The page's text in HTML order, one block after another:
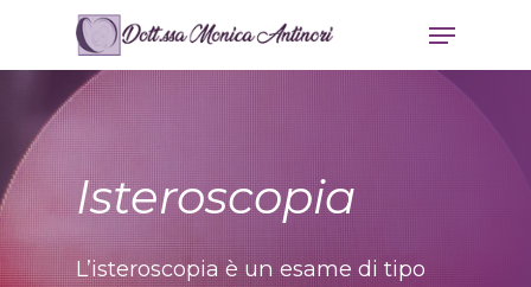
content
Menu
Isteroscopia
L’isteroscopia è un esame di tipo